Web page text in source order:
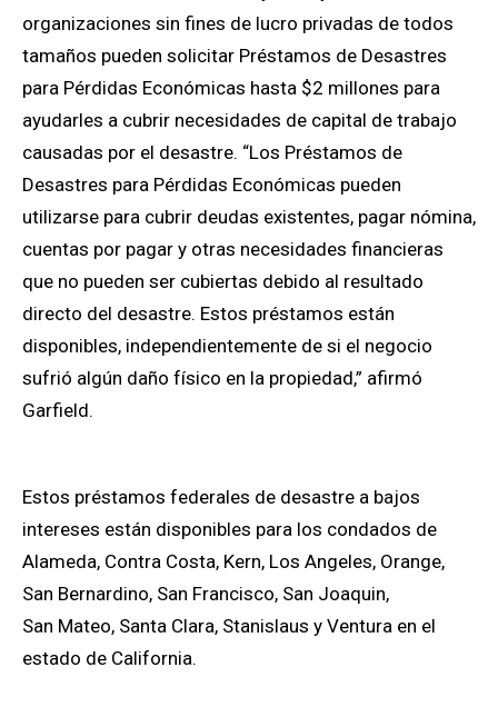
organizaciones sin fines de lucro privadas de todos
tamaños pueden solicitar Préstamos de Desastres
para Pérdidas Económicas hasta $2 millones para
ayudarles a cubrir necesidades de capital de trabajo
causadas por el desastre. “Los Préstamos de
Desastres para Pérdidas Económicas pueden
utilizarse para cubrir deudas existentes, pagar nómina,
cuentas por pagar y otras necesidades financieras
que no pueden ser cubiertas debido al resultado
directo del desastre. Estos préstamos están
disponibles, independientemente de si el negocio
sufrió algún daño físico en la propiedad,” afirmó
Garfield.
Estos préstamos federales de desastre a bajos
intereses están disponibles para los condados de
Alameda, Contra Costa, Kern, Los Angeles, Orange,
San Bernardino, San Francisco, San Joaquin,
San Mateo, Santa Clara, Stanislaus y Ventura en el
estado de California.